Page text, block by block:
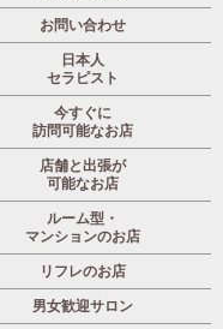
お問い合わせ
日本人
セラピスト
今すぐに
訪問可能なお店
店舗と出張が
可能なお店
ルーム型・
マンションのお店
リフレのお店
男女歓迎サロン